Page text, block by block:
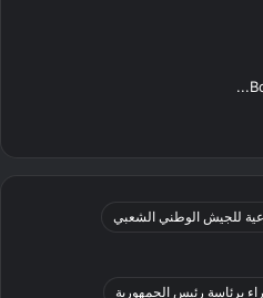
للجيش الوطني الشعبي
برئاسة رئيس الجمهورية